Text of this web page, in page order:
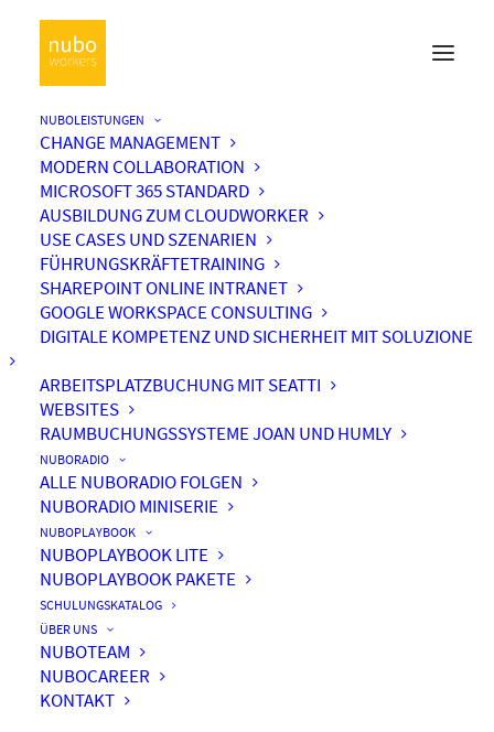
NUBOLEISTUNGEN
CHANGE MANAGEMENT
MODERN COLLABORATION
MICROSOFT 365 STANDARD
AUSBILDUNG ZUM CLOUDWORKER
USE CASES UND SZENARIEN
FÜHRUNGSKRÄFTETRAINING
SHAREPOINT ONLINE INTRANET
GOOGLE WORKSPACE CONSULTING
DIGITALE KOMPETENZ UND SICHERHEIT MIT SOLUZIONE
ARBEITSPLATZBUCHUNG MIT SEATTI
WEBSITES
RAUMBUCHUNGSSYSTEME JOAN UND HUMLY
NUBORADIO
ALLE NUBORADIO FOLGEN
NUBORADIO MINISERIE
NUBOPLAYBOOK
NUBOPLAYBOOK LITE
NUBOPLAYBOOK PAKETE
SCHULUNGSKATALOG
ÜBER UNS
NUBOTEAM
NUBOCAREER
KONTAKT
TeamLink für Teams – An-
und Abwesenheiten leicht
gemacht